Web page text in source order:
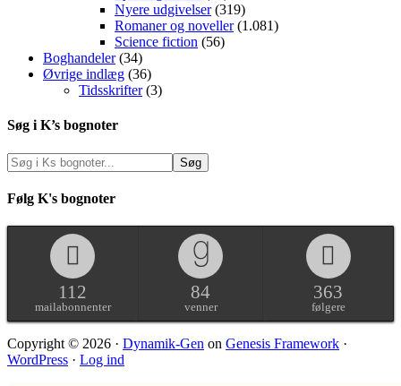
Nyere udgivelser(319)
Romaner og noveller(1.081)
Science fiction (56)
Boghandeler(34)
Øvrige indlæg (36)
Tidsskrifter(3)
Søg i K’s bognoter
Følg K's bognoter
112
mailabonnenter
84
venner
363
følgere
Copyright © 2026 · Dynamik-Gen on Genesis Framework ·
WordPress · Log ind